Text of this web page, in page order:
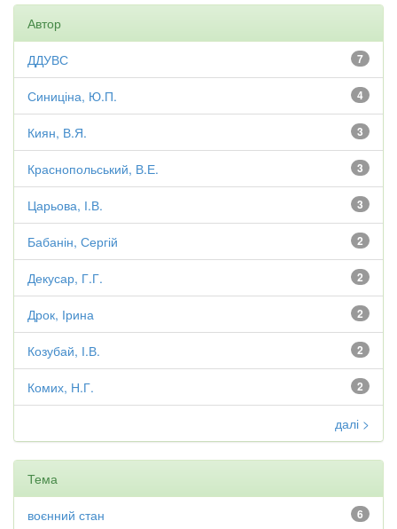
Автор
7
ДДУВС
4
Синиціна, Ю.П.
3
Киян, В.Я.
3
Краснопольський, В.Е.
3
Царьова, І.В.
2
Бабанін, Сергій
2
Декусар, Г.Г.
2
Дрок, Ірина
2
Козубай, І.В.
2
Комих, Н.Г.
далі >
Тема
6
воєнний стан